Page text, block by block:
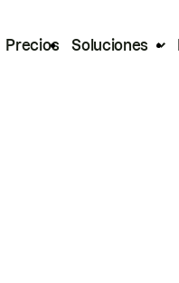
Precios Soluciones